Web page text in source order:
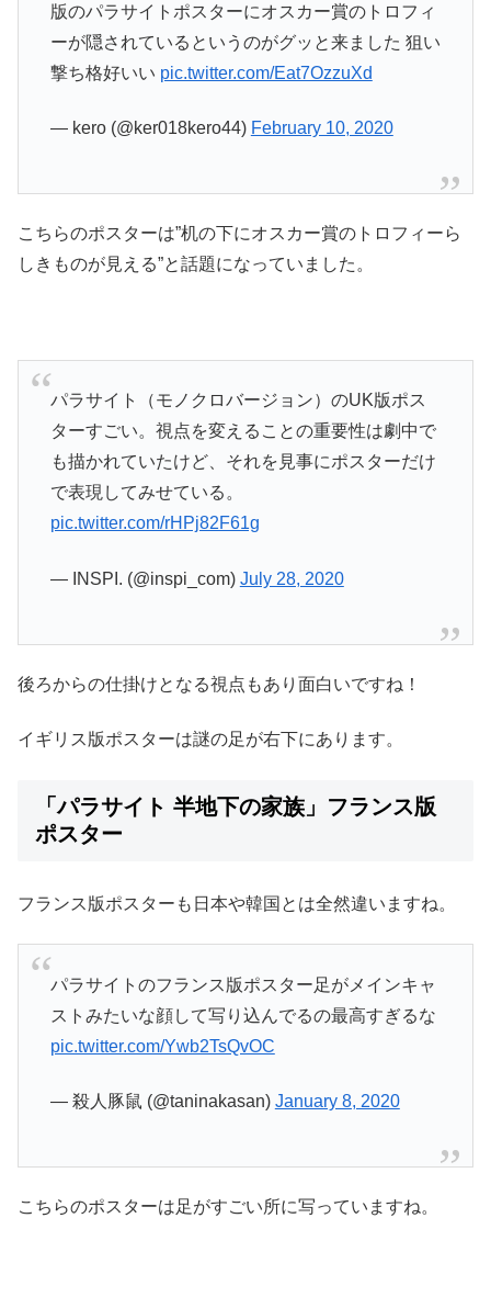
版のパラサイトポスターにオスカー賞のトロフィ
ーが隠されているというのがグッと来ました 狙い
撃ち格好いい pic.twitter.com/Eat7OzzuXd
— kero (@ker018kero44) February 10, 2020
こちらのポスターは”机の下にオスカー賞のトロフィーら
しきものが見える”と話題になっていました。
パラサイト（モノクロバージョン）のUK版ポス
ターすごい。視点を変えることの重要性は劇中で
も描かれていたけど、それを見事にポスターだけ
で表現してみせている。
pic.twitter.com/rHPj82F61g
— INSPI. (@inspi_com) July 28, 2020
後ろからの仕掛けとなる視点もあり面白いですね！
イギリス版ポスターは謎の足が右下にあります。
「パラサイト 半地下の家族」フランス版
ポスター
フランス版ポスターも日本や韓国とは全然違いますね。
パラサイトのフランス版ポスター足がメインキャ
ストみたいな顔して写り込んでるの最高すぎるな
pic.twitter.com/Ywb2TsQvOC
— 殺人豚鼠 (@taninakasan) January 8, 2020
こちらのポスターは足がすごい所に写っていますね。